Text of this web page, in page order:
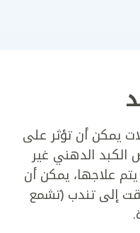
يمكن أن تؤثر على
الكبد الدهني غير
علاجها، يمكن أن
إلى تندب (تشمع